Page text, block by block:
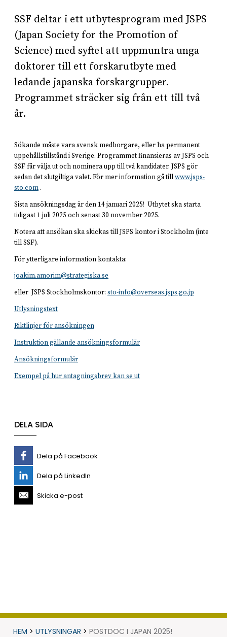
SSF deltar i ett utbytesprogram med JSPS
(Japan Society for the Promotion of
Science) med syftet att uppmuntra unga
doktorer till ett forskarutbyte med
ledande japanska forskargrupper.
Programmet sträcker sig från ett till två
år.
Sökande måste vara svensk medborgare, eller ha permanent
uppehållstillstånd i Sverige. Programmet finansieras av JSPS och
SSF får välja ut och nominera upp till två kandidater. JSPS gör
sedan det slutgiltiga valet. För mer information gå tillwww.jsps-
sto.com.
Sista ansökningsdag är den 14 januari 2025! Utbytet ska starta
tidigast 1 juli 2025 och senast 30 november 2025.
Notera att ansökan ska skickas till JSPS kontor i Stockholm (inte
till SSF).
För ytterligare information kontakta:
joakim.amorim@strategiska.se
eller JSPS Stockholmskontor: sto-info@overseas.jsps.go.jp
Utlysningstext
Riktlinjer för ansökningen
Instruktion gällande ansökningsformulär
Ansökningsformulär
Exempel på hur antagningsbrev kan se ut
DELA SIDA
Dela på Facebook
Dela på LinkedIn
Skicka e-post
HEM > UTLYSNINGAR > POSTDOC I JAPAN 2025!